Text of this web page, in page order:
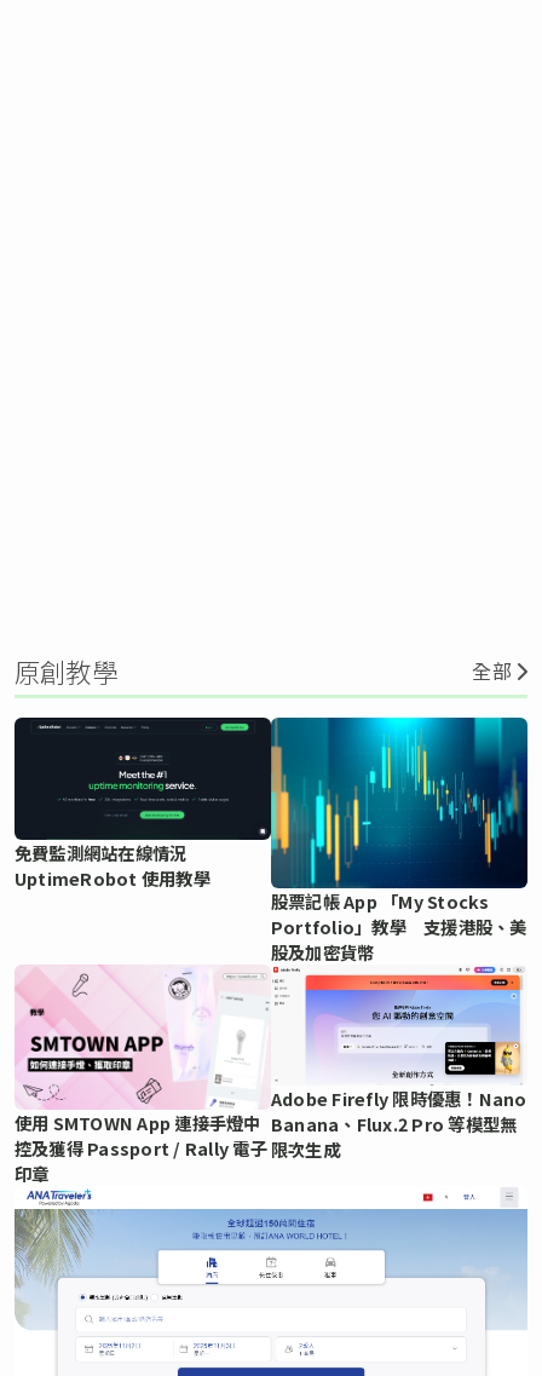
原創教學 全部
免費監測網站在線情況
UptimeRobot 使用教學
股票記帳 App 「My Stocks
Portfolio」教學 支援港股、美
股及加密貨幣
使用 SMTOWN App 連接手燈中
控及獲得 Passport / Rally 電子
印章
Adobe Firefly 限時優惠！Nano
Banana、Flux.2 Pro 等模型無
限次生成